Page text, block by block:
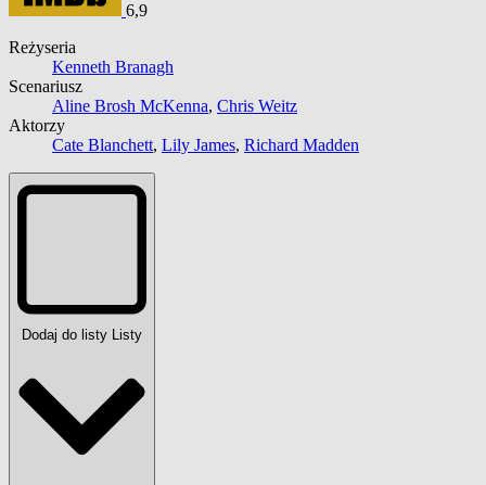
6,9
Reżyseria
Kenneth Branagh
Scenariusz
Aline Brosh McKenna, Chris Weitz
Aktorzy
Cate Blanchett, Lily James, Richard Madden
Dodaj do listy Listy